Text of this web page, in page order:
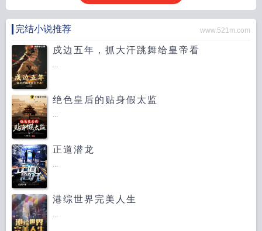
完结小说推荐 www.521m.com
戍边五年，抓大汗跳舞给皇帝看
...
绝色皇后的贴身假太监
...
正道潜龙
...
港综世界完美人生
...